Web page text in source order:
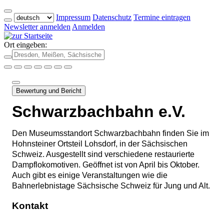
Impressum Datenschutz Termine eintragen
Newsletter anmelden Anmelden
Ort eingeben:
Bewertung und Bericht
Schwarzbachbahn e.V.
Den Museumsstandort Schwarzbachbahn finden Sie im
Hohnsteiner Ortsteil Lohsdorf, in der Sächsischen
Schweiz. Ausgestellt sind verschiedene restaurierte
Dampflokomotiven. Geöffnet ist von April bis Oktober.
Auch gibt es einige Veranstaltungen wie die
Bahnerlebnistage Sächsische Schweiz für Jung und Alt.
Kontakt